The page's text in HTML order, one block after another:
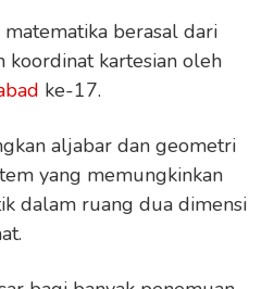
matematika berasal dari
koordinat kartesian oleh
ke-17.
aljabar dan geometri
yang memungkinkan
dalam ruang dua dimensi